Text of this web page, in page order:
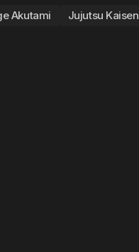
Akutami Jujutsu Kaisen